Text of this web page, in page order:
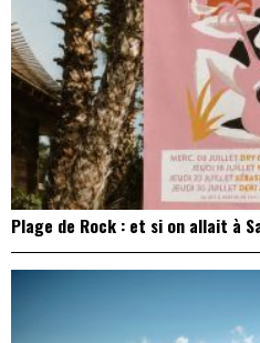
Plage de Rock : et si on allait à